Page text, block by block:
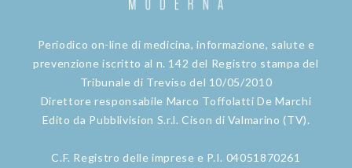
Periodico on-line di medicina, informazione, salute e
prevenzione iscritto al n. 142 del Registro stampa del
Tribunale di Treviso del 10/05/2010
Direttore responsabile Marco Toffolatti De Marchi
Edito da Pubblivision S.r.l. Cison di Valmarino (TV).
C.F. Registro delle imprese e P.I. 04051870261